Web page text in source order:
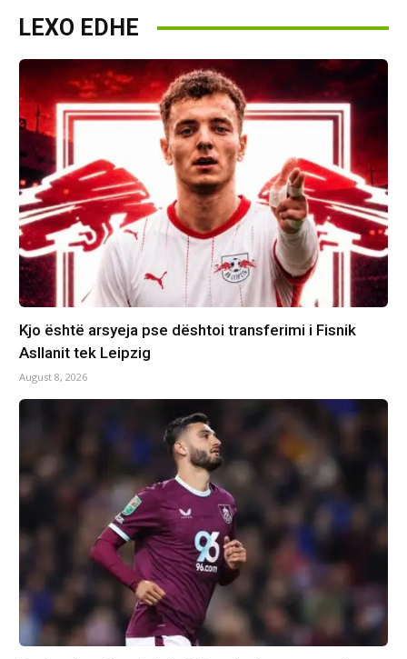
LEXO EDHE
Kjo është arsyeja pse dështoi transferimi i Fisnik
Asllanit tek Leipzig
August 8, 2026